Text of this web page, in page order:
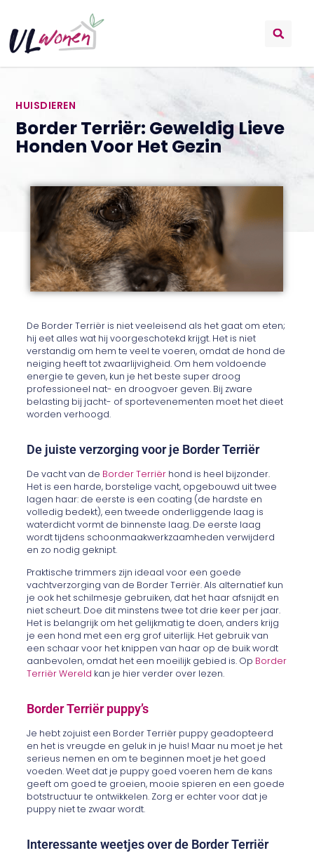
HUISDIEREN
Border Terriër: Geweldig Lieve
Honden Voor Het Gezin
De Border Terriër is niet veeleisend als het gaat om eten;
hij eet alles wat hij voorgeschotekd krijgt. Het is niet
verstandig om hem te veel te voeren, omdat de hond de
neiging heeft tot zwaarlijvigheid. Om hem voldoende
energie te geven, kun je het beste super droog
professioneel nat- en droogvoer geven. Bij zware
belasting bij jacht- of sportevenementen moet het dieet
worden verhoogd.
De juiste verzorging voor je Border Terriër
De vacht van de Border Terriër hond is heel bijzonder.
Het is een harde, borstelige vacht, opgebouwd uit twee
lagen haar: de eerste is een coating (de hardste en
volledig bedekt), een tweede onderliggende laag is
waterdicht vormt de binnenste laag. De eerste laag
wordt tijdens schoonmaakwerkzaamheden verwijderd
en zo nodig geknipt.
Praktische trimmers zijn ideaal voor een goede
vachtverzorging van de Border Terriër. Als alternatief kun
je ook het schilmesje gebruiken, dat het haar afsnijdt en
niet scheurt. Doe dit minstens twee tot drie keer per jaar.
Het is belangrijk om het gelijkmatig te doen, anders krijg
je een hond met een erg grof uiterlijk. Het gebruik van
een schaar voor het knippen van haar op de buik wordt
aanbevolen, omdat het een moeilijk gebied is. Op Border
Terriër Wereld kan je hier verder over lezen.
Border Terriër puppy’s
Je hebt zojuist een Border Terriër puppy geadopteerd
en het is vreugde en geluk in je huis! Maar nu moet je het
serieus nemen en om te beginnen moet je het goed
voeden. Weet dat je puppy goed voeren hem de kans
geeft om goed te groeien, mooie spieren en een goede
botstructuur te ontwikkelen. Zorg er echter voor dat je
puppy niet te zwaar wordt.
Interessante weetjes over de Border Terriër